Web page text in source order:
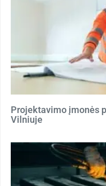
Projektavimo įmonės
Vilniuje